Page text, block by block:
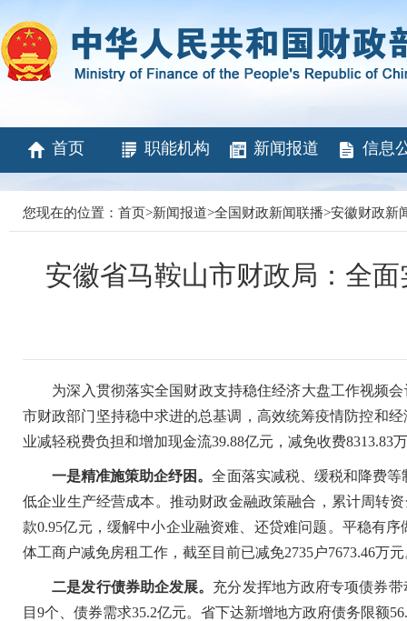
首页 职能机构 新闻报道 信息
您现在的位置： 首页>新闻报道>全国财政新闻联播>安徽财政新
安徽省马鞍山市财政局：全
为深入贯彻落实全国财政支持稳住经济大盘工作视频会
市财政部门坚持稳中求进的总基调，高效统筹疫情防控和
业减轻税费负担和增加现金流39.88亿元，减免收费
一是精准施策助企纾困。全面落实减税、缓税和降费等
低企业生产经营成本。推动财政金融政策融合，累计周转
款0.95亿元，缓解中小企业融资难、还贷难问题。平稳有
体工商户减免房租工作，截至目前已减免2735户7673.46万
二是发行债券助企发展。 充分发挥地方政府专项债券
目9个、债券需求35.2亿元。省下达新增地方政府债务限额